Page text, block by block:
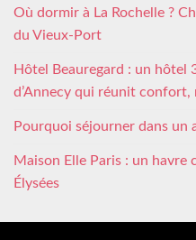
Où dormir à La Rochelle ?
du Vieux-Port
Hôtel Beauregard : un hôtel
d’Annecy qui réunit
Pourquoi séjourner dans un
Maison Elle Paris : un havre
Élysées